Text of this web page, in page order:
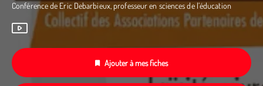
Conférence de Eric Debarbieux, professeur en sciences de l’éducation
Ajouter à mes fiches